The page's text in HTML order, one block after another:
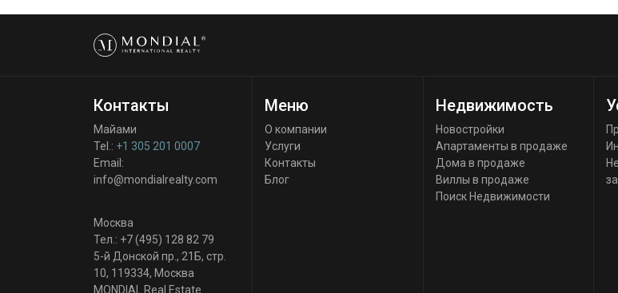
Контакты
Майами
Tel.: +1 305 201 0007
Email:
info@mondialrealty.com
Москва
Тел.: +7 (495) 128 82 79
5-й Донской пр., 21Б, стр.
10, 119334, Москва
MONDIAL Real Estate
Меню
О компании
Услуги
Контакты
Блог
Недвижимость
Новостройки
Апартаменты в продаже
Дома в продаже
Виллы в продаже
Поиск Недвижимости